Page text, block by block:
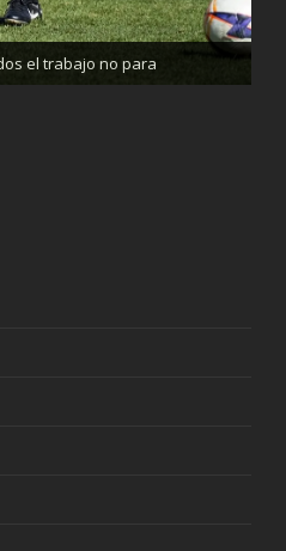
el trabajo no para
para el partido de mañana